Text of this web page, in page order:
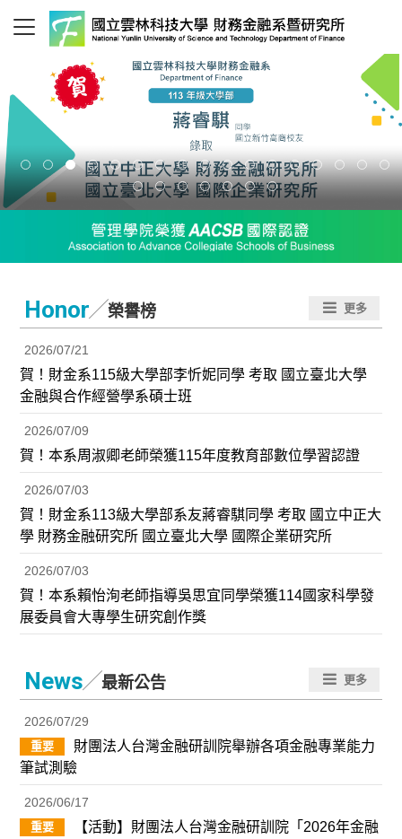
Honor／榮譽榜 更多
2026/07/21
賀！財金系115級大學部李忻妮同學 考取 國立臺北大學
金融與合作經營學系碩士班
2026/07/09
賀！本系周淑卿老師榮獲115年度教育部數位學習認證
2026/07/03
賀！財金系113級大學部系友蔣睿騏同學 考取 國立中正大
學 財務金融研究所 國立臺北大學 國際企業研究所
2026/07/03
賀！本系賴怡洵老師指導吳思宜同學榮獲114國家科學發
展委員會大專學生研究創作獎
News／最新公告 更多
2026/07/29
重要
財團法人台灣金融研訓院舉辦各項金融專業能力
筆試測驗
2026/06/17
重要
【活動】財團法人台灣金融研訓院「2026年金融